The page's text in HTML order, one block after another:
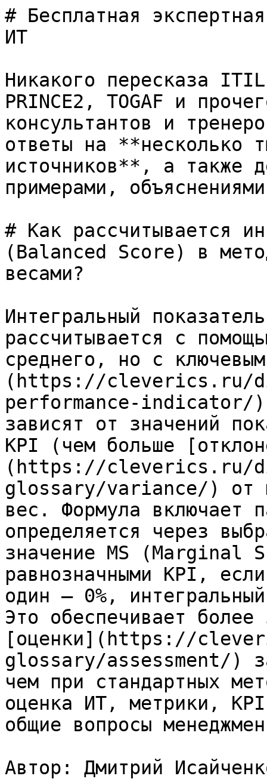
# Бесплатная
ИТ
Никакого пересказа
PRINCE2, TOGAF и
консультантов и
ответы на **несколько
источников**, а также
примерами,
# Как рассчитывается
(Balanced Score) в
весами?
Интегральный
рассчитывается с
среднего, но с
(https://cleverics.ru/
performance-indicator/)
зависят от значений
KPI (чем больше
(https://cleverics.ru/
glossary/variance/) от
вес. Формула включает
определяется через
значение MS (Marginal
равнозначными KPI,
один – 0%,
Это обеспечивает более
[оценки](https://
glossary/assessment/)
чем при стандартных
оценка ИТ, метрики,
общие вопросы
Автор: Дмитрий